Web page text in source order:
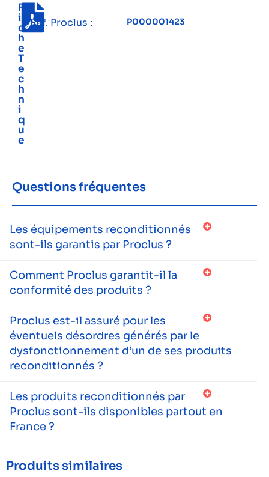
F
i
c
h
e
T
e
c
h
n
i
q
u
e
Réf. Proclus : P000001423
Questions fréquentes
Les équipements reconditionnés
sont-ils garantis par Proclus ?
Comment Proclus garantit-il la
conformité des produits ?
Proclus est-il assuré pour les
éventuels désordres générés par le
dysfonctionnement d’un de ses produits
reconditionnés ?
Les produits reconditionnés par
Proclus sont-ils disponibles partout en
France ?
Produits similaires